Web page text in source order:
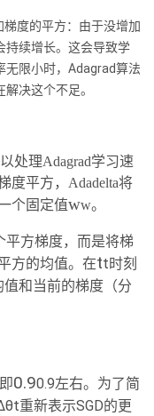
度的平方：由于没增加
持续增长。这会导致学
无限小时，Adagrad算法
决这个不足。
处理Adagrad学习速
度平方，Adadelta将
个固定值ww。
平方梯度，而是将梯
方的均值。在tt时刻
和当前的梯度（分
0.90.9左右。为了简
重新表示SGD的更